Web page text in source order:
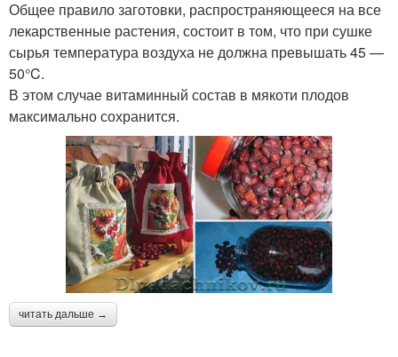
Общее правило заготовки, распространяющееся на все
лекарственные растения, состоит в том, что при сушке
сырья температура воздуха не должна превышать 45 —
50°C.
В этом случае витаминный состав в мякоти плодов
максимально сохранится.
читать дальше →